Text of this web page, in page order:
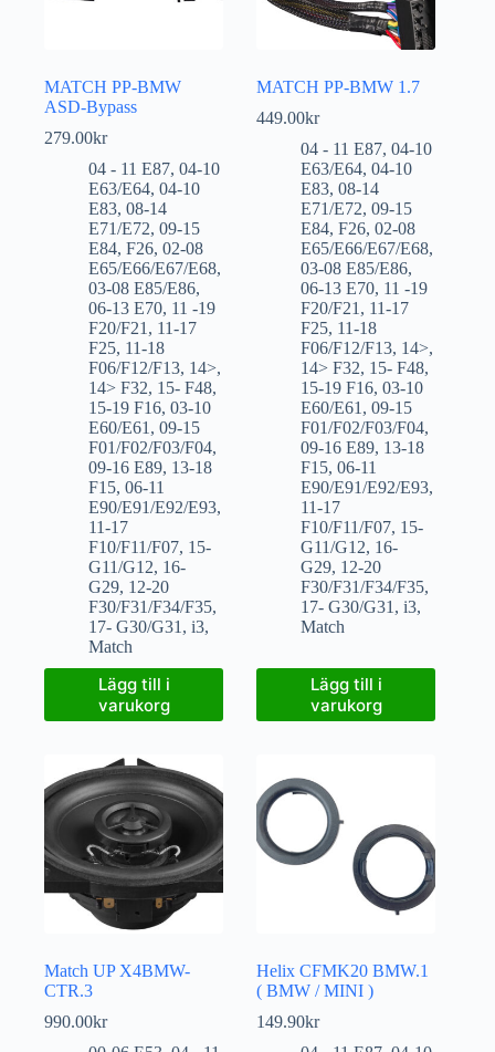
MATCH PP-BMW
ASD-Bypass
279.00kr
04 - 11 E87, 04-10
E63/E64, 04-10
E83, 08-14
E71/E72, 09-15
E84, F26, 02-08
E65/E66/E67/E68,
03-08 E85/E86,
06-13 E70, 11 -19
F20/F21 , 11-17
F25, 11-18
F06/F12/F13, 14>,
14> F32, 15- F48,
15-19 F16, 03-10
E60/E61 , 09-15
F01/F02/F03/F04,
09-16 E89, 13-18
F15, 06-11
E90/E91/E92/E93,
11-17
F10/F11/F07, 15-
G11/G12, 16-
G29, 12-20
F30/F31/F34/F35,
17- G30/G31 , i3,
Match
Lägg till i
varukorg
MATCH PP-BMW 1.7
449.00kr
04 - 11 E87,04-10
E63/E64,04-10
E83,08-14
E71/E72,09-15
E84,F26,02-08
E65/E66/E67/E68,
03-08 E85/E86,
06-13 E70, 11 -19
F20/F21 , 11-17
F25, 11-18
F06/F12/F13, 14>,
14> F32, 15- F48,
15-19 F16,03-10
E60/E61 ,09-15
F01/F02/F03/F04,
09-16 E89, 13-18
F15,06-11
E90/E91/E92/E93,
11-17
F10/F11/F07, 15-
G11/G12, 16-
G29, 12-20
F30/F31/F34/F35,
17- G30/G31 ,i3,
Match
Lägg till i
varukorg
Match UP X4BMW-
CTR.3
990.00kr
Helix CFMK20 BMW.1
( BMW / MINI )
149.90kr